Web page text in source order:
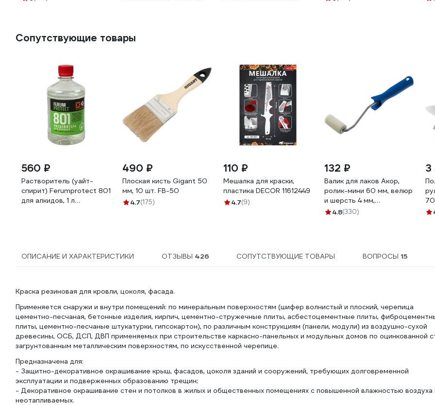
Сопутствующие товары
560 ₽
Растворитель (уайт-
спирит) Ferumprotect 801
для алкидов, 1 л
490 ₽
Плоская кисть Gigant 50
мм, 10 шт. FB-50
4.7(175)
110 ₽
Мешалка для краски,
пластика DECOR 11612449
4.7(9)
132 ₽
Валик для лаков Акор,
ролик-мини 60 мм, велюр
и шерсть 4 мм,
кронштейн 6 мм, Мастер
4.8(330)
3
ОПИСАНИЕ И ХАРАКТЕРИСТИКИ ОТЗЫВЫ 426 СОПУТСТВУЮЩИЕ ТОВАРЫ ВОПРОСЫ 15
Краска резиновая для кровли, цоколя, фасада.
Применяется снаружи и внутри помещений: по минеральным поверхностям (шифер волнистый и плоский, черепица
цементно-песчаная, бетонные изделия, кирпич, цементно-стружечные плиты, асбестоцементные плиты,
плиты, цементно-песчаные штукатурки, гипсокартон), по различным конструкциям (панели, модули) из воздушно-сухой
древесины, ОСБ, ДСП, ДВП применяемых при строительстве каркасно-панельных и модульных домов по оцинкованной
загрунтованным металлическим поверхностям, по искусственной черепице.
Предназначена для:
- Защитно-декоративное окрашивание крыш, фасадов, цоколя зданий и сооружений, требующих долговременной
эксплуатации и подверженных образованию трещин;
- Декоративное окрашивание стен и потолков в жилых и общественных помещениях с повышенной влажностью воздуха
неотапливаемых.